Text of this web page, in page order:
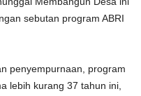
sebutan program ABRI
penyempurnaan, program
lebih kurang 37 tahun ini,